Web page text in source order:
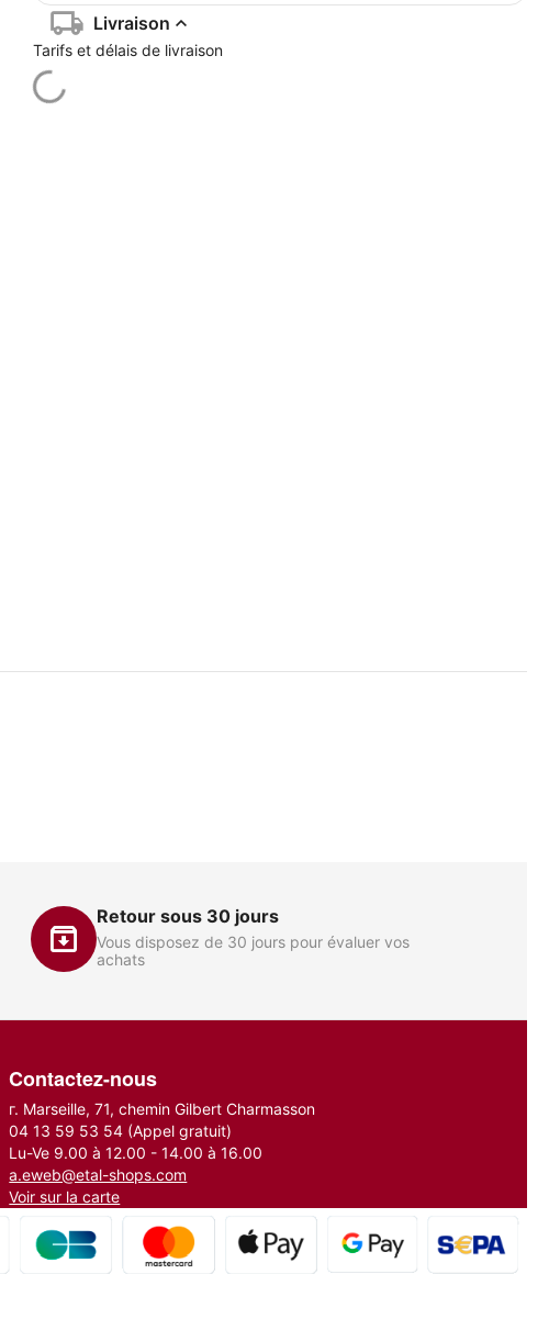
Livraison
Tarifs et délais de livraison
Retour sous 30 jours
Vous disposez de 30 jours pour évaluer vos
achats
Contactez-nous
г. Marseille, 71, chemin Gilbert Charmasson
04 13 59 53 54 (Appel gratuit)
Lu-Ve 9.00 à 12.00 - 14.00 à 16.00
a.eweb@etal-shops.com
Voir sur la carte